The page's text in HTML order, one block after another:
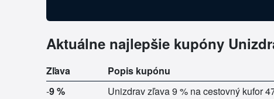
Aktuálne najlepšie kupóny
Zľava Popis kupónu
-9 % Unizdrav zľava 9 % na cestovný kufor